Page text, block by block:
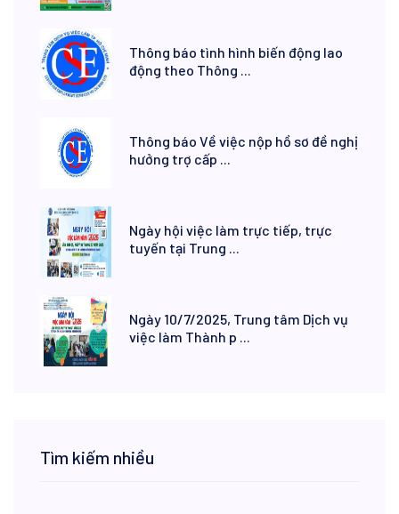
Thông báo tình hình biến động lao
động theo Thông ...
Thông báo Về việc nộp hồ sơ đề nghị
hưởng trợ cấp ...
Ngày hội việc làm trực tiếp, trực
tuyến tại Trung ...
Ngày 10/7/2025, Trung tâm Dịch vụ
việc làm Thành p ...
Tìm kiếm nhiều